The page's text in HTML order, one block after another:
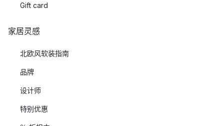
Gift card
家居灵感
北欧风软装指南
品牌
设计师
特别优惠